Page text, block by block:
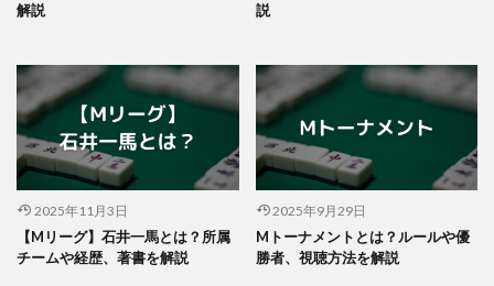
解説
説
2025年11月3日
【Mリーグ】石井一馬とは？所属
チームや経歴、著書を解説
2025年9月29日
Mトーナメントとは？ルールや優
勝者、視聴方法を解説